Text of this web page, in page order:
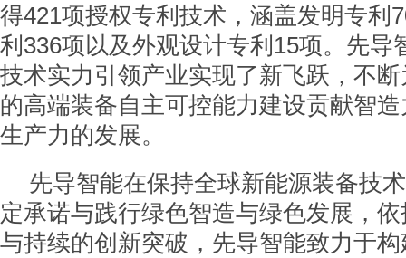
得421项授权专利技术，涵盖发明专利
利336项以及外观设计专利15项。先导
技术实力引领产业实现了新飞跃，不
的高端装备自主可控能力建设贡献智
生产力的发展。
先导智能在保持全球新能源装备技
定承诺与践行绿色智造与绿色发展，
与持续的创新突破，先导智能致力于